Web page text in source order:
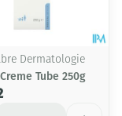
Dermatologie
Tube 250g